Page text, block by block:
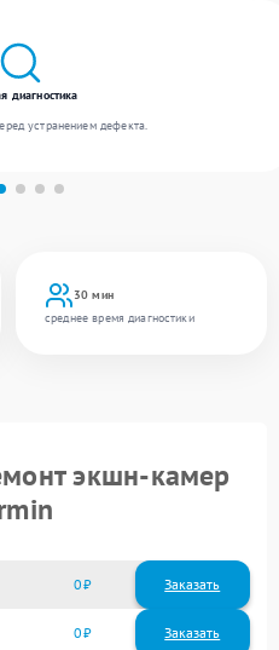
30 мин
среднее время диагностики
диагностика
устранением дефекта.
экшн-камер
0 Заказать
0 Заказать